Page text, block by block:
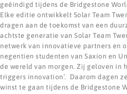
geëindigd tijdens de Bridgestone
Elke editie ontwikkelt Solar Team
dragen aan de toekomst van een
achtste generatie van Solar Team
netwerk van innovatieve partners en
negentien studenten van Saxion en
de wereld van morgen. Zij geloven in
triggers innovation’. Daarom dagen
winst te gaan tijdens de Bridgestone